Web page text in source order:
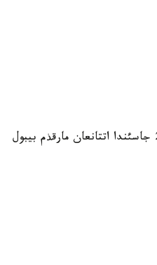
(اياؤلئ اقئن دوسئم، ومئردةن 21 جاسئندا اتتانعان مارقذم بيبول